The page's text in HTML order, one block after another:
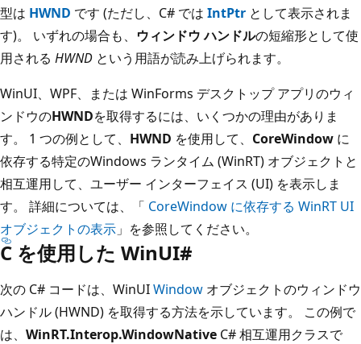
型は HWND です (ただし、C# では IntPtr として表示されま
す)。 いずれの場合も、 ウィンドウ ハンドルの短縮形として使
用される HWND という用語が読み上げられます。
WinUI、WPF、または WinForms デスクトップ アプリのウィ
ンドウのHWNDを取得するには、いくつかの理由がありま
す。 1 つの例として、 HWND を使用して、 CoreWindow に
依存する特定のWindows ランタイム (WinRT) オブジェクトと
相互運用して、ユーザー インターフェイス (UI) を表示しま
す。 詳細については、「 CoreWindow に依存する WinRT UI
オブジェクトの表示 」を参照してください。
C を使用した WinUI#
次の C# コードは、WinUIWindow オブジェクトのウィンドウ
ハンドル (HWND) を取得する方法を示しています。 この例で
は、 WinRT.Interop.WindowNative C# 相互運用クラスで